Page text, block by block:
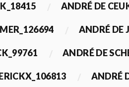
ANDRÉ DE
ANDRÉ DE
ANDRÉ DE
ANDRÉ